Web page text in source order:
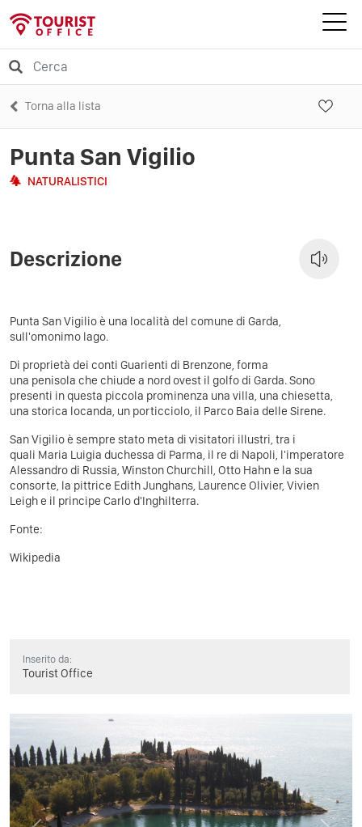
Torna alla lista
Punta San Vigilio
NATURALISTICI
Descrizione
Punta San Vigilio è una località del comune di Garda,
sull'omonimo lago.
Di proprietà dei conti Guarienti di Brenzone, forma
una penisola che chiude a nord ovest il golfo di Garda. Sono
presenti in questa piccola prominenza una villa, una chiesetta,
una storica locanda, un porticciolo, il Parco Baia delle Sirene.
San Vigilio è sempre stato meta di visitatori illustri, tra i
quali Maria Luigia duchessa di Parma, il re di Napoli, l'imperatore
Alessandro di Russia, Winston Churchill, Otto Hahn e la sua
consorte, la pittrice Edith Junghans, Laurence Olivier, Vivien
Leigh e il principe Carlo d'Inghilterra.
Fonte:
Wikipedia
Inserito da:
Tourist Office